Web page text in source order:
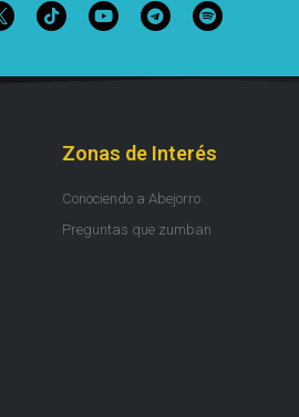
Zonas de Interés
Conociendo a Abejorro
Preguntas que zumban